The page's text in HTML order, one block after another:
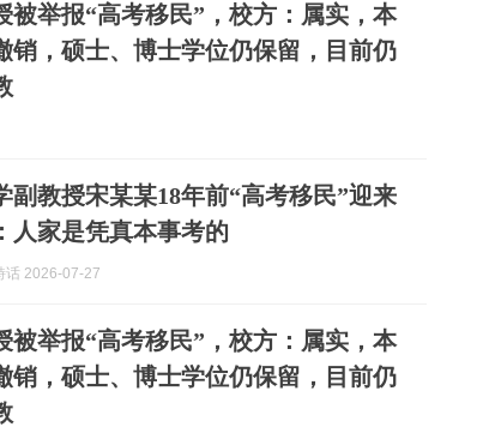
被举报“高考移民”，校方：属实，本
销，硕士、博士学位仍保留，目前仍
副教授宋某某18年前“高考移民”迎来
人家是凭真本事考的
话 2026-07-27
被举报“高考移民”，校方：属实，本
销，硕士、博士学位仍保留，目前仍